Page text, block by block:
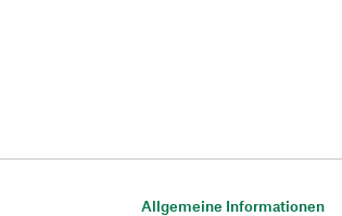
Allgemeine Informationen